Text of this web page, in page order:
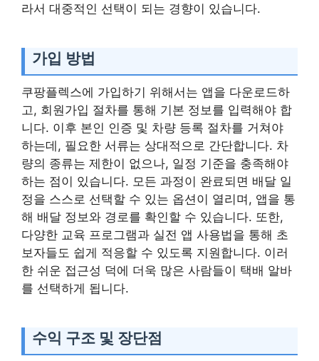
라서 대중적인 선택이 되는 경향이 있습니다.
가입 방법
쿠팡플렉스에 가입하기 위해서는 앱을 다운로드하
고, 회원가입 절차를 통해 기본 정보를 입력해야 합
니다. 이후 본인 인증 및 차량 등록 절차를 거쳐야
하는데, 필요한 서류는 상대적으로 간단합니다. 차
량의 종류는 제한이 없으나, 일정 기준을 충족해야
하는 점이 있습니다. 모든 과정이 완료되면 배달 일
정을 스스로 선택할 수 있는 옵션이 열리며, 앱을 통
해 배달 정보와 경로를 확인할 수 있습니다. 또한,
다양한 교육 프로그램과 실전 앱 사용법을 통해 초
보자들도 쉽게 적응할 수 있도록 지원합니다. 이러
한 쉬운 접근성 덕에 더욱 많은 사람들이 택배 알바
를 선택하게 됩니다.
수익 구조 및 장단점